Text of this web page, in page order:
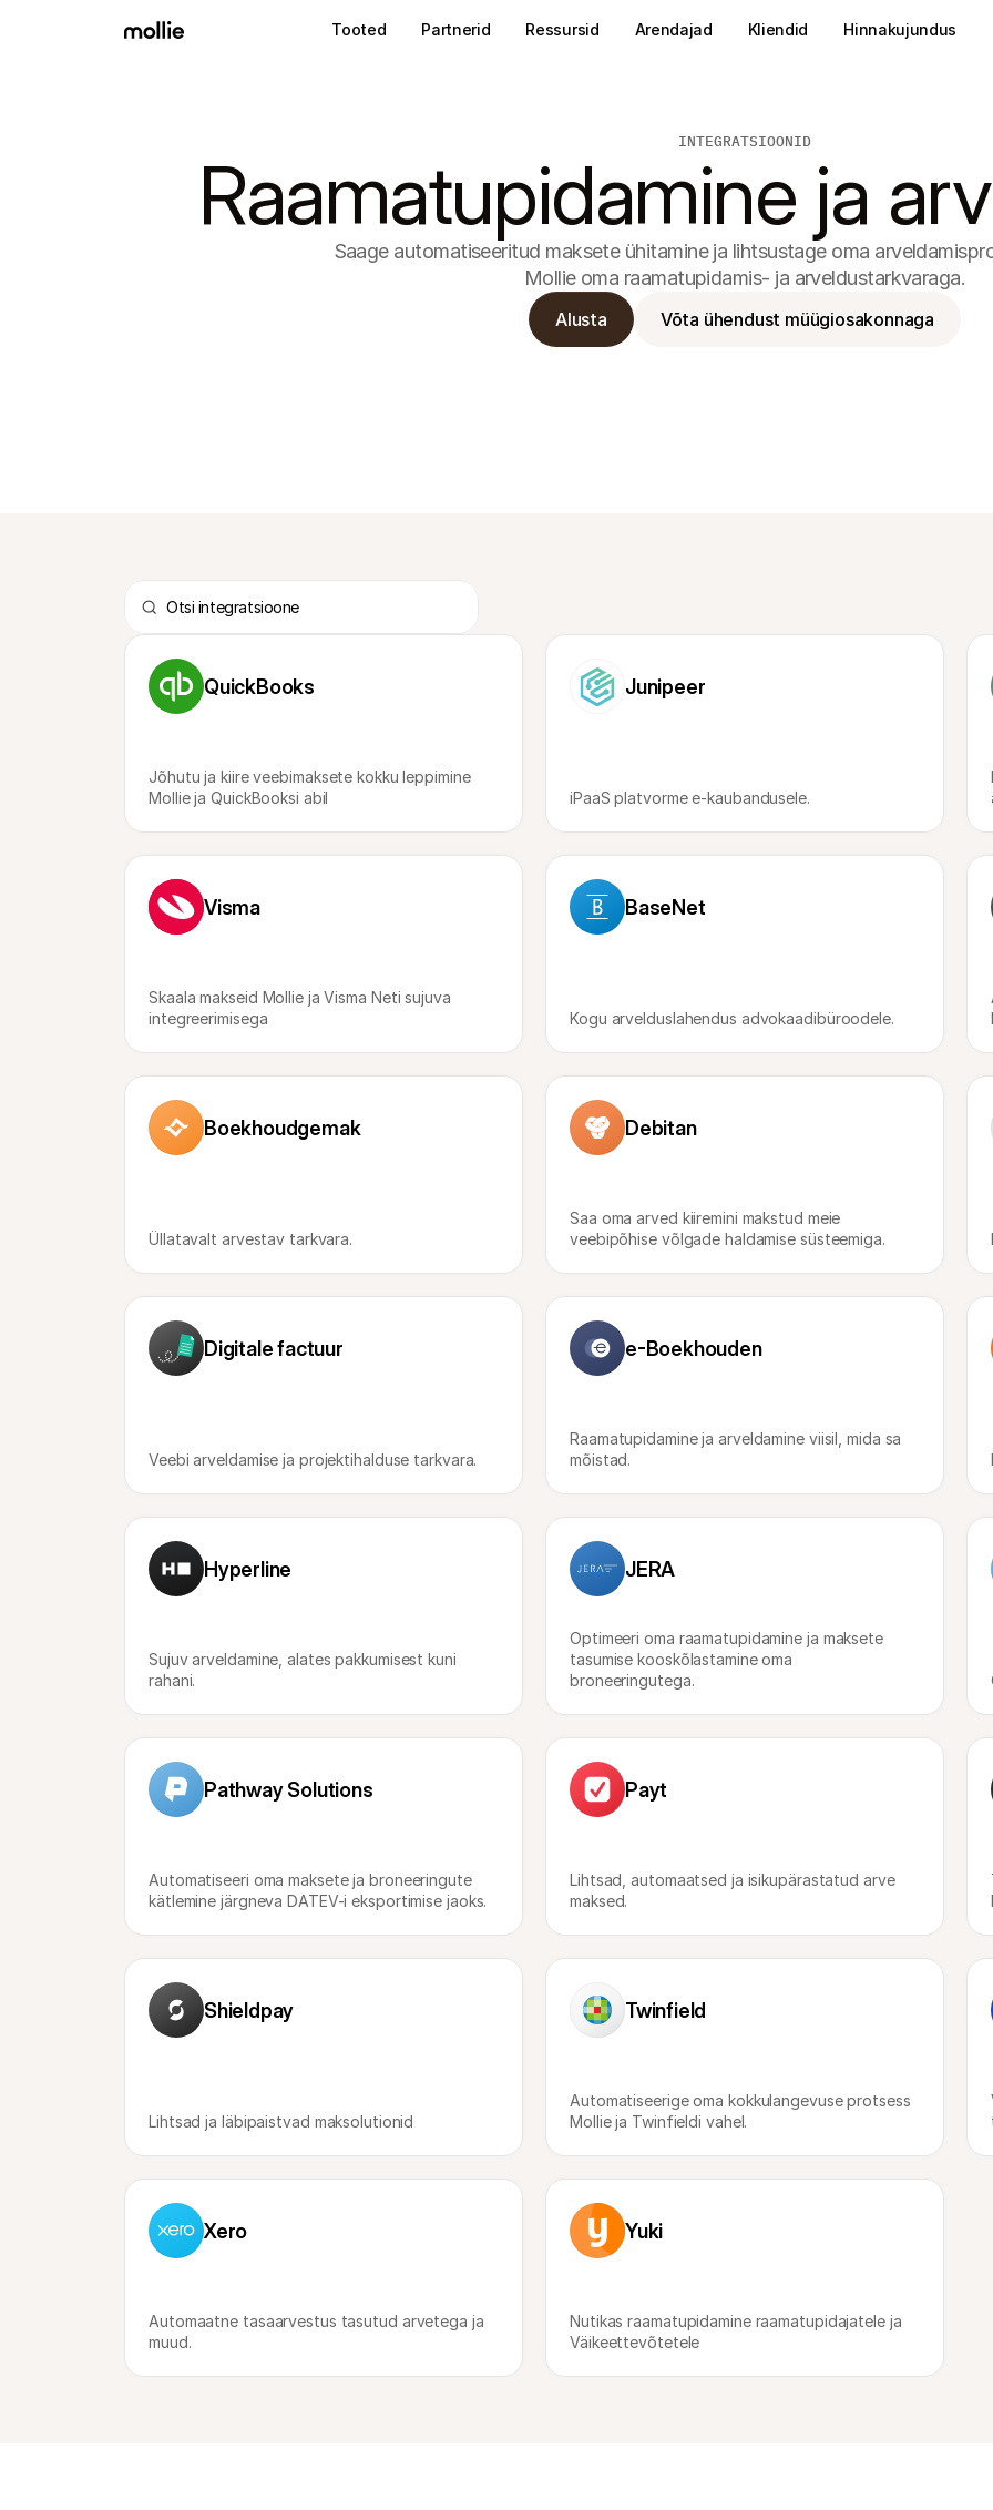
INTEGRATSIOONID
Raamatupidamine ja
Saage automatiseeritud maksete ühitamine ja lihtsustage oma
Mollie oma raamatupidamis- ja arveldustarkvaraga.
Alusta Võta ühendust müügiosakonnaga
QuickBooks
Jõhutu ja kiire veebimaksete kokku leppimine
Mollie ja QuickBooksi abil
Junipeer
iPaaS platvorme e-kaubandusele.
Visma
Skaala makseid Mollie ja Visma Neti sujuva
integreerimisega
BaseNet
Kogu arvelduslahendus advokaadibüroodele.
Boekhoudgemak
Üllatavalt arvestav tarkvara.
Debitan
Saa oma arved kiiremini makstud meie
veebipõhise võlgade haldamise süsteemiga.
Digitale factuur
Veebi arveldamise ja projektihalduse tarkvara.
e-Boekhouden
Raamatupidamine ja arveldamine viisil, mida sa
mõistad.
Hyperline
Sujuv arveldamine, alates pakkumisest kuni
rahani.
JERA
Optimeeri oma raamatupidamine ja maksete
tasumise kooskõlastamine oma
broneeringutega.
Pathway Solutions
Automatiseeri oma maksete ja broneeringute
kätlemine järgneva DATEV-i eksportimise jaoks.
Payt
Lihtsad, automaatsed ja isikupärastatud arve
maksed.
Shieldpay
Lihtsad ja läbipaistvad maksolutionid
Twinfield
Automatiseerige oma kokkulangevuse protsess
Mollie ja Twinfieldi vahel.
Xero
Automaatne tasaarvestus tasutud arvetega ja
muud.
Yuki
Nutikas raamatupidamine raamatupidajatele ja
Väikeettevõtetele
Tooted Partnerid Ressursid Arendajad Kliendid Hinnakujundus